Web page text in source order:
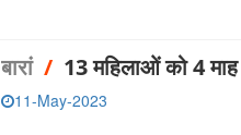
बारां/ 13 महिलाओं को 4
11-May-2023